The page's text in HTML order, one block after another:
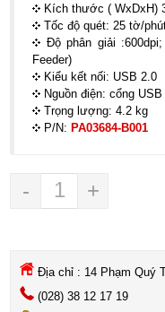
Kích thước ( WxDxH)
Tốc độ quét: 25 tờ/
Độ phân giải
Feeder)
Kiểu kết nối: USB 2.0
Nguồn điện: cổng
Trọng lượng: 4.2 kg
P/N: PA03684-B001
- +
Địa chỉ : 14 Phạm Quý
(028) 38 12 17 19